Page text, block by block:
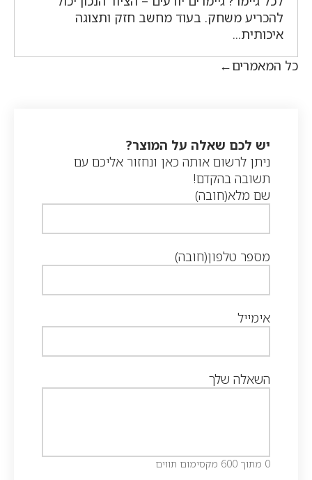
להכריע משחק. בעוד מחשב חזק ותצוגה
איכותית...
כל המאמרים
יש לכם שאלה על המוצר?
ניתן לרשום אותה כאן ונחזור אליכם עם
תשובה בהקדם!
שם מלא(חובה)
מספר טלפון(חובה)
אימייל
השאלה שלך
0 מתוך 600 מקסימום תווים